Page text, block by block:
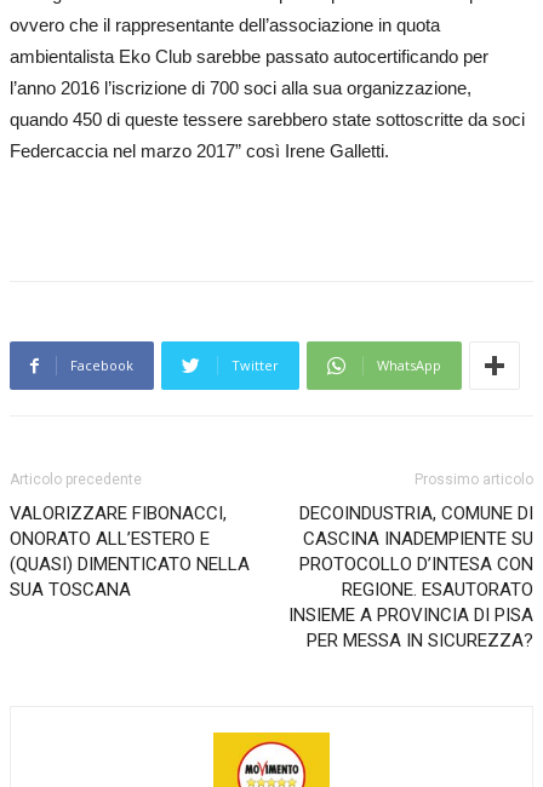
ovvero che il rappresentante dell’associazione in quota
ambientalista Eko Club sarebbe passato autocertificando per
l’anno 2016 l’iscrizione di 700 soci alla sua organizzazione,
quando 450 di queste tessere sarebbero state sottoscritte da soci
Federcaccia nel marzo 2017” così Irene Galletti.
Facebook Twitter WhatsApp
Articolo precedente
VALORIZZARE FIBONACCI,
ONORATO ALL’ESTERO E
(QUASI) DIMENTICATO NELLA
SUA TOSCANA
Prossimo articolo
DECOINDUSTRIA, COMUNE DI
CASCINA INADEMPIENTE SU
PROTOCOLLO D’INTESA CON
REGIONE. ESAUTORATO
INSIEME A PROVINCIA DI PISA
PER MESSA IN SICUREZZA?